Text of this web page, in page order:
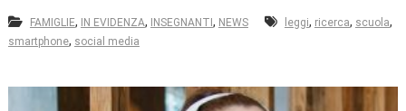
FAMIGLIE, IN EVIDENZA, INSEGNANTI, NEWS leggi, ricerca, scuola,
smartphone, social media